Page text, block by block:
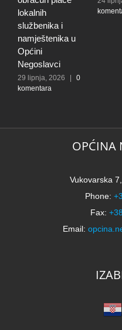
lokalnih
službenika i
namještenika u
Općini
Negoslavci
29 lipnja, 2026
0
komentara
OPĆINA
Vukovarska
Phone:
Fax:
Email: